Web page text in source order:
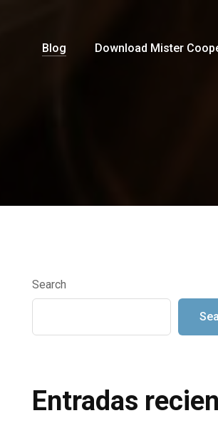
Blog Download Mister
Search
Entradas